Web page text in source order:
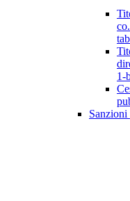
1-
Sanzioni